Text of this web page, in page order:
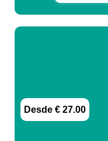
Desde € 27.00